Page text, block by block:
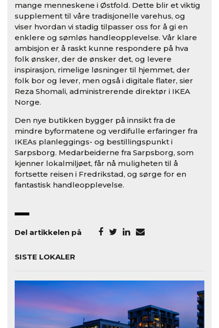
mange menneskene i Østfold. Dette blir et viktig
supplement til våre tradisjonelle varehus, og
viser hvordan vi stadig tilpasser oss for å gi en
enklere og sømløs handleopplevelse. Vår klare
ambisjon er å raskt kunne respondere på hva
folk ønsker, der de ønsker det, og levere
inspirasjon, rimelige løsninger til hjemmet, der
folk bor og lever, men også i digitale flater, sier
Reza Shomali, administrerende direktør i IKEA
Norge.
Den nye butikken bygger på innsikt fra de
mindre byformatene og verdifulle erfaringer fra
IKEAs planleggings- og bestillingspunkt i
Sarpsborg. Medarbeiderne fra Sarpsborg, som
kjenner lokalmiljøet, får nå muligheten til å
fortsette reisen i Fredrikstad, og sørge for en
fantastisk handleopplevelse.
Del artikkelen på
SISTE LOKALER